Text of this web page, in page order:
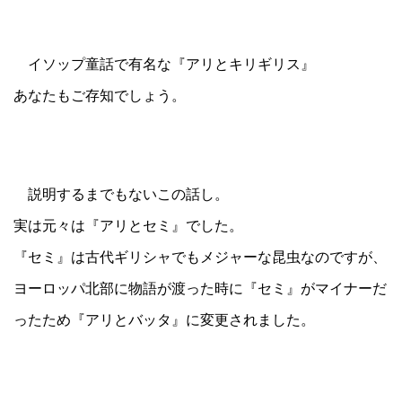
イソップ童話で有名な『アリとキリギリス』
あなたもご存知でしょう。
説明するまでもないこの話し。
実は元々は『アリとセミ』でした。
『セミ』は古代ギリシャでもメジャーな昆虫なのですが、
ヨーロッパ北部に物語が渡った時に『セミ』がマイナーだ
ったため『アリとバッタ』に変更されました。